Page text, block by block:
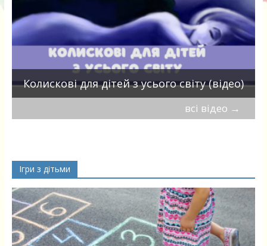
Колискові для дітей з усього світу (відео)
всі відео →
Ігри з дітьми